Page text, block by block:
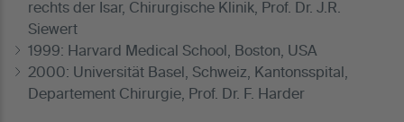
rechts der Isar, Chirurgische Klinik, Prof. Dr. J.R.
Siewert
1999: Harvard Medical School, Boston, USA
2000: Universität Basel, Schweiz, Kantonsspital,
Departement Chirurgie, Prof. Dr. F. Harder